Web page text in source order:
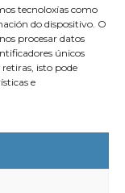
tecnoloxías como
do dispositivo. O
procesar datos
únicos
isto pode
e
PUBLICACIÓNS
555 882